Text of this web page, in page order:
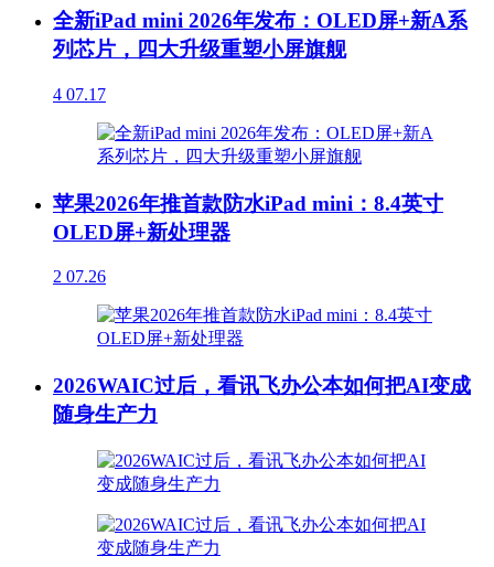
全新iPad mini 2026年发布：OLED屏+新A系
列芯片，四大升级重塑小屏旗舰
4 07.17
苹果2026年推首款防水iPad mini：8.4英寸
OLED屏+新处理器
2 07.26
2026WAIC过后，看讯飞办公本如何把AI变成
随身生产力